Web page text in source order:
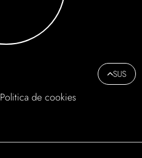
SUS
Politica de cookies